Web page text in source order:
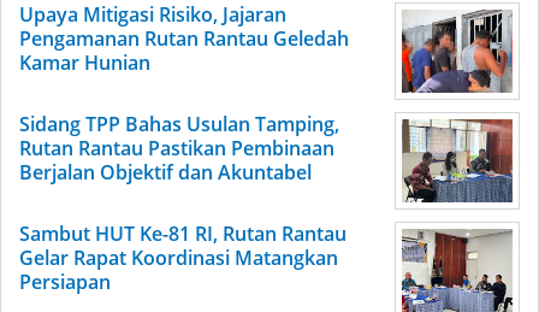
Upaya Mitigasi Risiko, Jajaran
Pengamanan Rutan Rantau Geledah
Kamar Hunian
Sidang TPP Bahas Usulan Tamping,
Rutan Rantau Pastikan Pembinaan
Berjalan Objektif dan Akuntabel
Sambut HUT Ke-81 RI, Rutan Rantau
Gelar Rapat Koordinasi Matangkan
Persiapan